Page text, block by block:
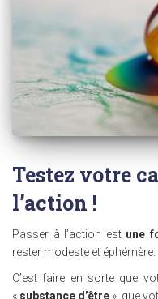
Testez votre
l’action !
Passer à l’action est une
rester modeste et éphémère.
C’est faire en sorte que
« substance d’être », que